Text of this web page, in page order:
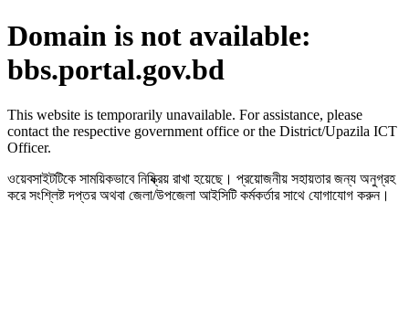
Domain is not available:
bbs.portal.gov.bd
This website is temporarily unavailable. For assistance, please
contact the respective government office or the District/Upazila ICT
Officer.
ওয়েবসাইটটিকে সাময়িকভাবে নিষ্ক্রিয় রাখা হয়েছে। প্রয়োজনীয় সহায়তার জন্য অনুগ্রহ
করে সংশ্লিষ্ট দপ্তর অথবা জেলা/উপজেলা আইসিটি কর্মকর্তার সাথে যোগাযোগ করুন।